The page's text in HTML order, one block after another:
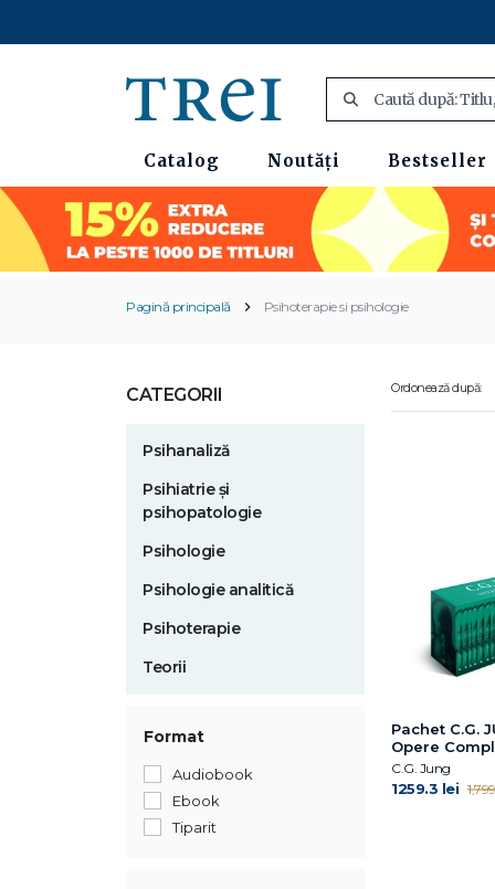
Catalog Noutăți Bestseller
Pagină principală Psihoterapie si psihologie
CATEGORII
Psihanaliză
Psihiatrie și
psihopatologie
Psihologie
Psihologie analitică
Psihoterapie
Teorii
Format
Audiobook
Ebook
Tiparit
Ordonează după:
Pachet C.G.
Opere
VOL.1-18
C.G. Jung
1259.3 lei